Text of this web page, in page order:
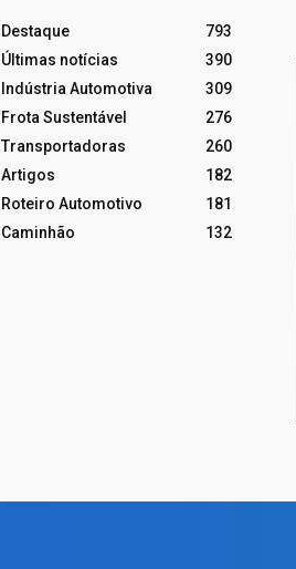
Destaque
793
Últimas notícias
390
Indústria Automotiva
309
Frota Sustentável
276
Transportadoras
260
Artigos
182
Roteiro Automotivo
181
Caminhão
132